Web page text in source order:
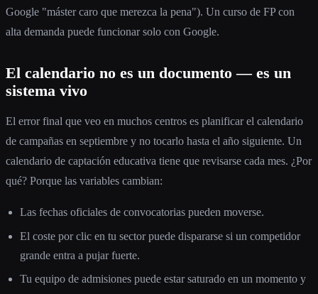
Google "máster caro que merezca la pena"). Un curso de FP con
alta demanda puede funcionar solo con Google.
El calendario no es un documento — es un
sistema vivo
El error final que veo en muchos centros es planificar el calendario
de campañas en septiembre y no tocarlo hasta el año siguiente. Un
calendario de captación educativa tiene que revisarse cada mes. ¿Por
qué? Porque las variables cambian:
Las fechas oficiales de convocatorias pueden moverse.
El coste por clic en tu sector puede dispararse si un competidor
grande entra a pujar fuerte.
Tu equipo de admisiones puede estar saturado en un momento y